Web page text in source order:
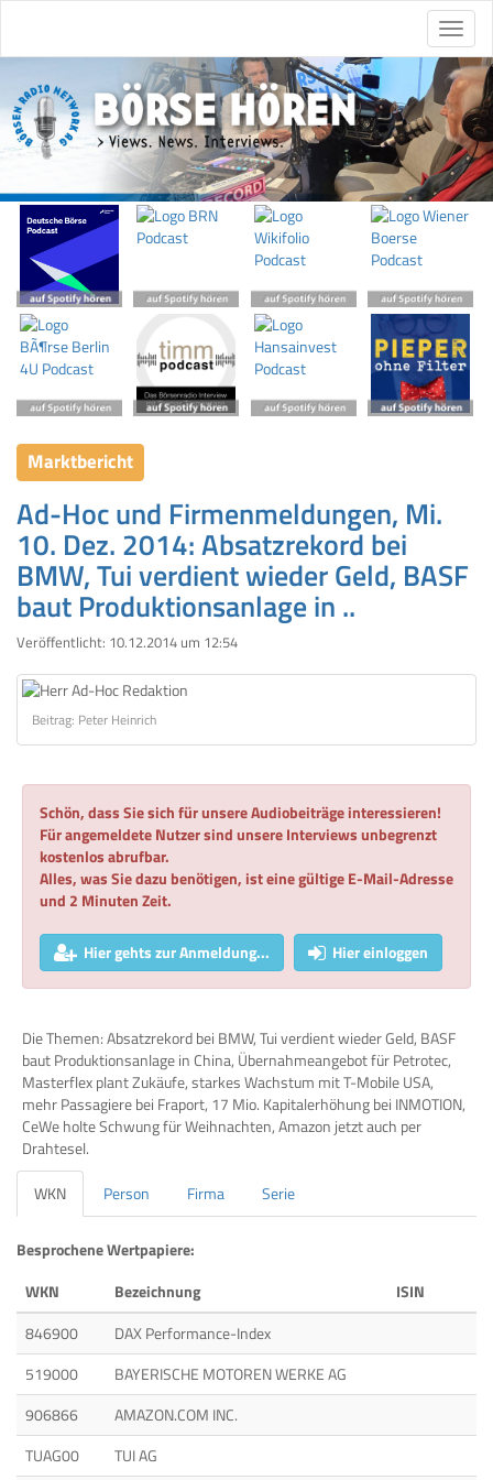
Marktbericht
Ad-Hoc und Firmenmeldungen, Mi.
10. Dez. 2014: Absatzrekord bei
BMW, Tui verdient wieder Geld, BASF
baut Produktionsanlage in ..
Veröffentlicht: 10.12.2014 um 12:54
Beitrag: Peter Heinrich
Schön, dass Sie sich für unsere Audiobeiträge interessieren!
Für angemeldete Nutzer sind unsere Interviews unbegrenzt
kostenlos abrufbar.
Alles, was Sie dazu benötigen, ist eine gültige E-Mail-Adresse
und 2 Minuten Zeit.
Hier gehts zur Anmeldung... Hier einloggen
Die Themen: Absatzrekord bei BMW, Tui verdient wieder Geld, BASF
baut Produktionsanlage in China, Übernahmeangebot für Petrotec,
Masterflex plant Zukäufe, starkes Wachstum mit T-Mobile USA,
mehr Passagiere bei Fraport, 17 Mio. Kapitalerhöhung bei INMOTION,
CeWe holte Schwung für Weihnachten, Amazon jetzt auch per
Drahtesel.
WKN
Person Firma Serie
Besprochene Wertpapiere:
WKN
Bezeichnung
ISIN
846900
DAX Performance-Index
519000
BAYERISCHE MOTOREN WERKE AG
906866
AMAZON.COM INC.
TUAG00
TUI AG